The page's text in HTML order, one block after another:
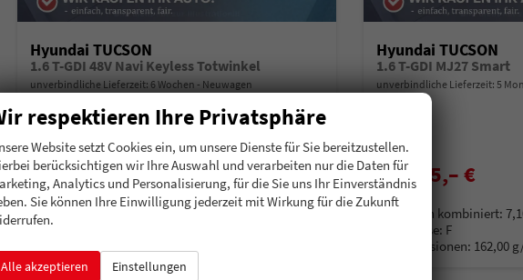
Hyundai TUCSON
1.6 T-GDI 48V Navi Keyless Totwinkel
unverbindliche Lieferzeit: 6 Wochen Neuwagen
Fahrzeugnummer 207657 Getriebe Schalt. 6-Gang
Kraftstoff Benzin 118 kW (160 PS)
30.105,– €
incl. 19% MwSt.
Details
Verbrauch kombiniert:
6,30 l/100km
CO -Klasse:
2
Hyundai TUCSON
1.6 T-GDI MJ27 Smart
unverbindliche Lieferzeit:5
Kraftstoff
30.485,– €
Verbrauch kombiniert:
-Klasse: F
-Emissionen: 162,00
respektieren Ihre Privatsphäre
Website setzt Cookies ein, um unsere Dienste für Sie bereitzustellen.
berücksichtigen wir Ihre Auswahl und verarbeiten nur die Daten für
Analytics und Personalisierung, für die Sie uns Ihr Einverständnis
Sie können Ihre Einwilligung jederzeit mit Wirkung für die Zukunft
Alle akzeptieren Einstellungen